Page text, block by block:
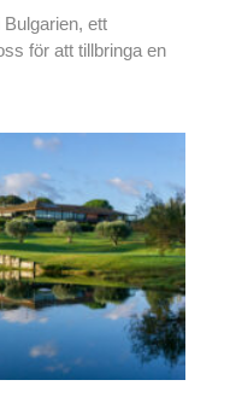
ett
för att tillbringa en